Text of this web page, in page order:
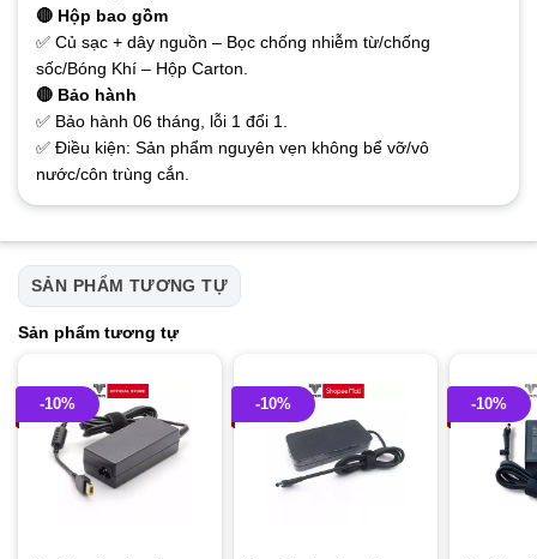
🔴 Hộp bao gồm
✅ Củ sạc + dây nguồn – Bọc chống nhiễm từ/chống
sốc/Bóng Khí – Hộp Carton.
🔴 Bảo hành
✅ Bảo hành 06 tháng, lỗi 1 đổi 1.
✅ Điều kiện: Sản phẩm nguyên vẹn không bể vỡ/vô
nước/côn trùng cắn.
SẢN PHẨM TƯƠNG TỰ
Sản phẩm tương tự
-10% -10% -10%